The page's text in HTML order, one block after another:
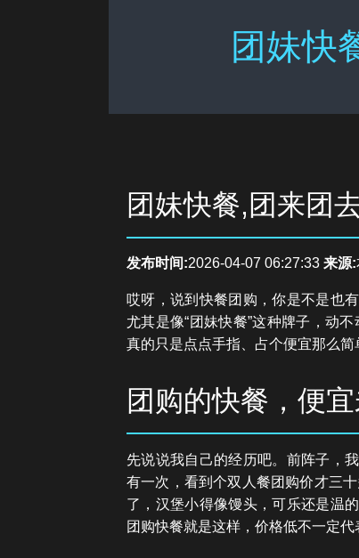
团妹快
团妹快餐,团来团
发布时间:2026-04-07 06:27:33 来源:
哎呀，说到快餐团购，你是不是也
尤其是像“团妹快餐”这种牌子，动
真的只是点点手指、占个便宜那么简
团购的快餐，便
先说说我自己的经历吧。前阵子，
有一次，看到个双人餐团购价才三
了，汉堡小得像馒头，可乐还是温
团购快餐就是这样，价格低不一定代